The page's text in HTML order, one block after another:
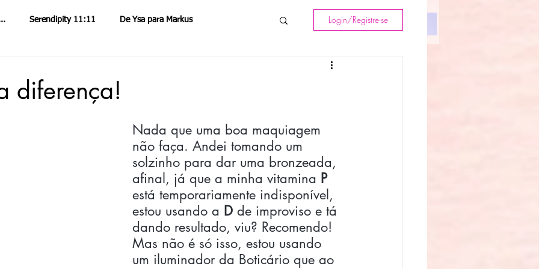
Mentores Serendipity Textos Contato
Serendipity 11:11 De Ysa para Markus Login/Registre-se
diferença!
Nada que uma boa maquiagem
não faça. Andei tomando um
solzinho para dar uma bronzeada,
afinal, já que a minha vitamina P
está temporariamente indisponível,
estou usando a D de improviso e tá
dando resultado, viu? Recomendo!
Mas não é só isso, estou usando
um iluminador da Boticário que ao